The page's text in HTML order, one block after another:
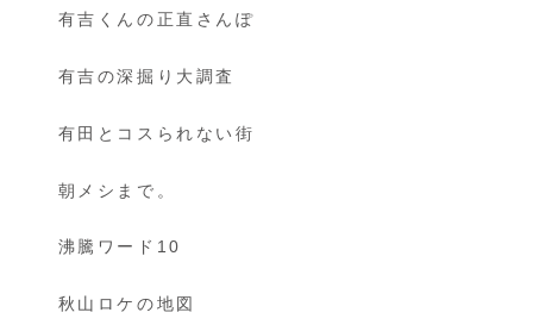
有吉くんの正直さんぽ
有吉の深掘り大調査
有田とコスられない街
朝メシまで。
沸騰ワード10
秋山ロケの地図